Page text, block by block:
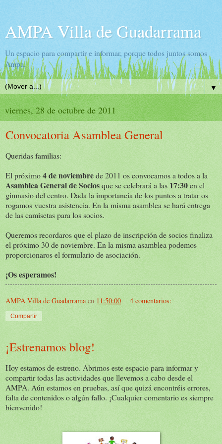
AMPA Villa de Guadarrama
Un espacio para compartir e informar, porque todos juntos somos
Ampa.
▼
viernes, 28 de octubre de 2011
Convocatoria Asamblea General
Queridas familias:
El próximo4 de noviembrede 2011 os convocamos a todos a la
Asamblea General de Sociosque se celebrará a las 17:30en el
gimnasio del centro. Dada la importancia de los puntos a tratar os
rogamos vuestra asistencia. En la misma asamblea se hará entrega
de las camisetas para los socios.
Queremos recordaros que el plazo de inscripción de socios finaliza
el próximo 30 de noviembre. En la misma asamblea podemos
proporcionaros el formulario de asociación.
¡Os esperamos!
AMPA Villa de Guadarrama en 11:50:00 4 comentarios:
Compartir
¡Estrenamos blog!
Hoy estamos de estreno. Abrimos este espacio para informar y
compartir todas las actividades que llevemos a cabo desde el
AMPA. Aún estamos en pruebas, así que quizá encontréis errores,
falta de contenidos o algún fallo. ¡Cualquier comentario es siempre
bienvenido!